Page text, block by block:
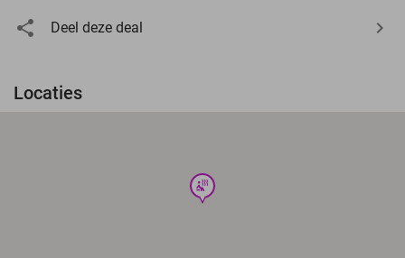
Deel deze deal
Locaties
wellness